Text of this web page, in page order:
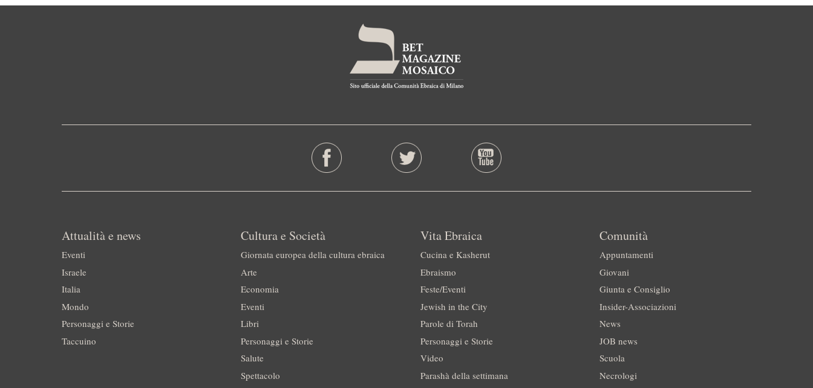
Attualità e news
Eventi
Israele
Italia
Mondo
Personaggi e Storie
Taccuino
Cultura e Società
Giornata europea della cultura ebraica
Arte
Economia
Eventi
Libri
Personaggi e Storie
Salute
Spettacolo
Vita Ebraica
Cucina e Kasherut
Ebraismo
Feste/Eventi
Jewish in the City
Parole di Torah
Personaggi e Storie
Video
Parashà della settimana
Comunità
Appuntamenti
Giovani
Giunta e Consiglio
Insider-Associazioni
News
JOB news
Scuola
Necrologi